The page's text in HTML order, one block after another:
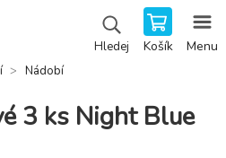
Hledej Košík Menu
Nádobí
3 ks Night Blue